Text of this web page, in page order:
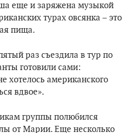
еще и заряжена музыкой
турах овсянка – это
пища.
раз съездила в тур по
готовили сами:
хотелось американского
вдвое».
группы полюбился
от Марии. Еще несколько